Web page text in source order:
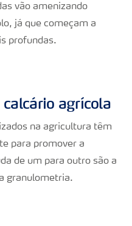
vão amenizando
já que começam a
profundas.
agrícola
na agricultura têm
para promover a
de um para outro são a
granulometria.